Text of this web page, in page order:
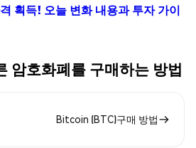
획득! 오늘 변화 내용과 투자 가이
암호화폐를 구매하는 방법
Bitcoin (BTC)구매 방법